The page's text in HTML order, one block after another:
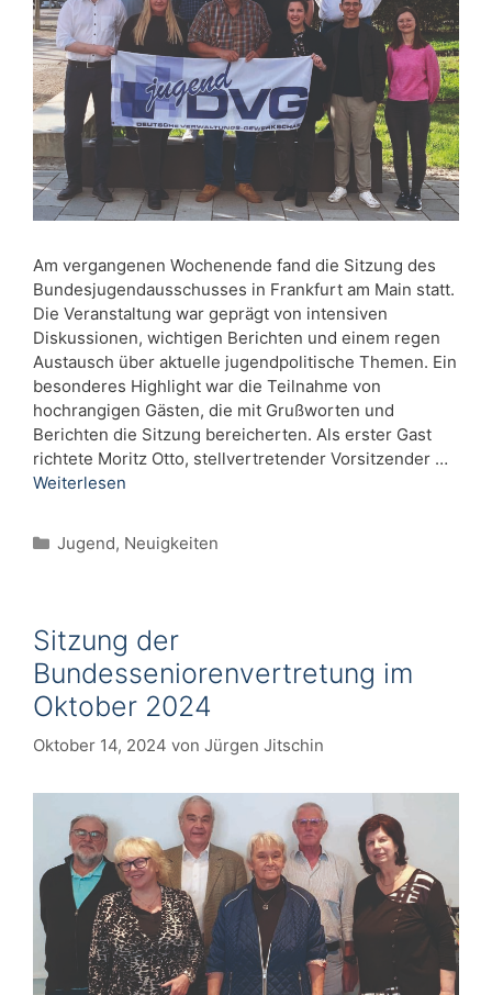
Am vergangenen Wochenende fand die Sitzung des
Bundesjugendausschusses in Frankfurt am Main statt.
Die Veranstaltung war geprägt von intensiven
Diskussionen, wichtigen Berichten und einem regen
Austausch über aktuelle jugendpolitische Themen. Ein
besonderes Highlight war die Teilnahme von
hochrangigen Gästen, die mit Grußworten und
Berichten die Sitzung bereicherten. Als erster Gast
richtete Moritz Otto, stellvertretender Vorsitzender …
Weiterlesen
Kategorien
Jugend, Neuigkeiten
Sitzung der
Bundesseniorenvertretung im
Oktober 2024
Oktober 14, 2024 von Jürgen Jitschin